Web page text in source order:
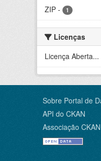
ZIP - 1
Licenças
Licença Aberta...
Sobre Portal de
API do CKAN
Associação CKAN